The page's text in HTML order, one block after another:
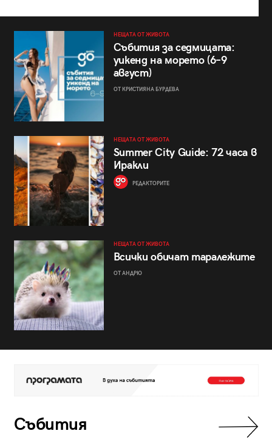
НЕЩАТА ОТ ЖИВОТА
Събития за седмицата:
уикенд на морето (6–9
август)
ОТ КРИСТИЯНА БУРДЕВА
НЕЩАТА ОТ ЖИВОТА
Summer City Guide: 72 часа в
Иракли
РЕДАКТОРИТЕ
НЕЩАТА ОТ ЖИВОТА
Всички обичат таралежите
ОТ АНДРЮ
Събития